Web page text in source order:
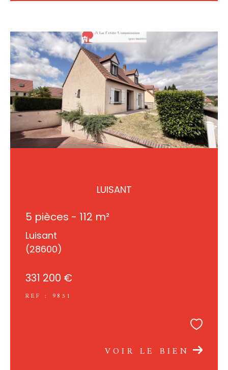
LUISANT
5 pièces - 112 m²
Luisant
(28600)
331 200 €
REF : 9851
VOIR LE BIEN